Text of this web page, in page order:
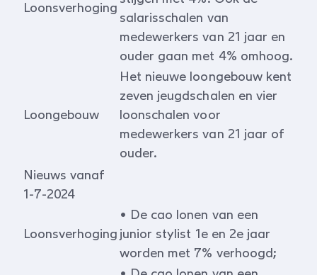
Loonsverhoging
salarisschalen van
medewerkers van 21 jaar en
ouder gaan met 4% omhoog.
Loongebouw
Het nieuwe loongebouw kent
zeven jeugdschalen en vier
loonschalen voor
medewerkers van 21 jaar of
ouder.
Nieuws vanaf
1-7-2024
Loonsverhoging
• De cao lonen van een
junior stylist 1e en 2e jaar
worden met 7% verhoogd;